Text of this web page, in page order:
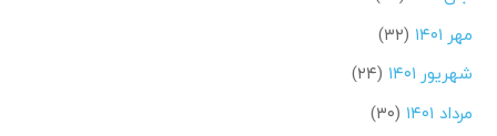
مهر ۱۴۰۱
(۳۲)
شهریور ۱۴۰۱
(۲۴)
مرداد ۱۴۰۱
(۳۰)